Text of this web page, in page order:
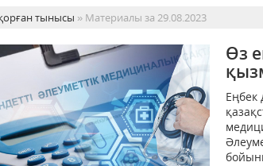
тынысы » Материалы за 29.08.2023
Өз
Еңбек